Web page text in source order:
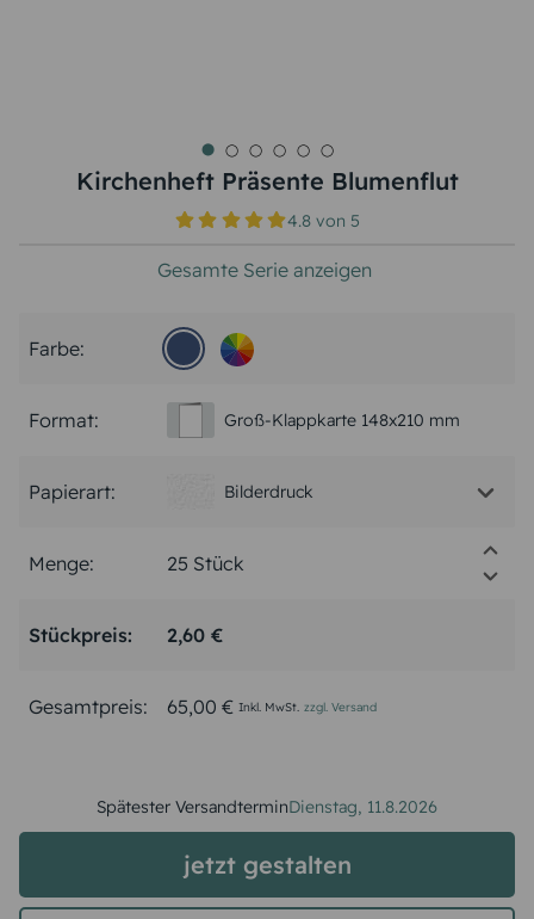
Kirchenheft Präsente Blumenflut
4.8 von5
Gesamte Serie anzeigen
Farbe:
Format: Groß-Klappkarte 148x210 mm
Papierart: Bilderdruck
Menge:
Stückpreis: 2,60 €
Gesamtpreis: 65,00 € Inkl. MwSt. zzgl. Versand
Spätester VersandterminDienstag, 11.8.2026
jetzt gestalten